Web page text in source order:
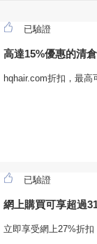
已驗證
高達15%優惠的清
hqhair.com折扣，最
已驗證
網上購買可享超過
立即享受網上27%折